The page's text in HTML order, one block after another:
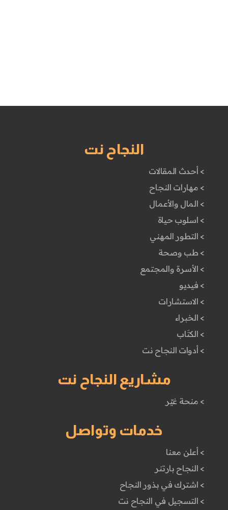
النجاح نت
> أحدث المقالات
> مهارات النجاح
> المال والأعمال
> اسلوب حياة
> التطور المهني
> طب وصحة
> الأسرة والمجتمع
> فيديو
> الاستشارات
> الخبراء
> الكتَاب
> أدوات النجاح نت
مشاريع النجاح نت
> منحة غيّر
خدمات وتواصل
> أعلن معنا
> النجاح بارتنر
> اشترك في بذور النجاح
> التسجيل في النجاح نت